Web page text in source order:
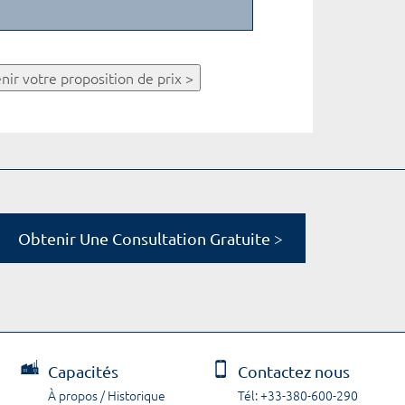
votre proposition de prix >
Obtenir Une Consultation Gratuite >
Capacités
À propos / Historique
Contactez nous
Tél: +33-380-600-290